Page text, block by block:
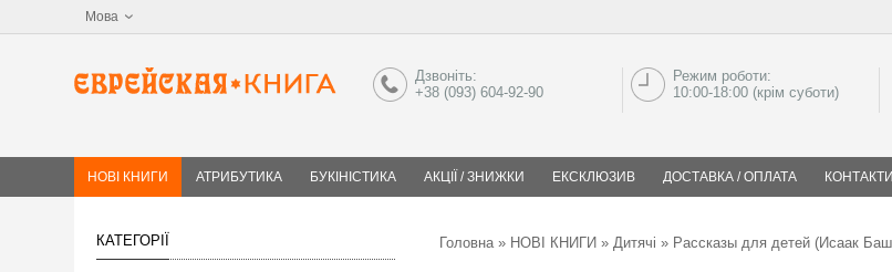
Мова
Дзвоніть:
+38 (093) 604-92-90
Режим роботи:
10:00-18:00 (крім суботи)
НОВІ КНИГИ АТРИБУТИКА БУКІНІСТИКА АКЦІЇ / ЗНИЖКИ ЕКСКЛЮЗИВ ДОСТАВКА / ОПЛАТА КОНТАКТИ
КАТЕГОРІЇ Головна» НОВІ КНИГИ » Дитячі » Рассказы для детей (Исаак